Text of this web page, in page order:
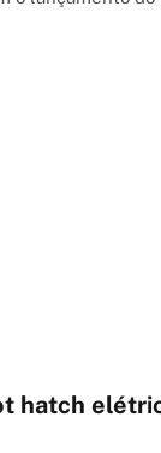
hatch